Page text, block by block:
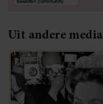
Uit andere media